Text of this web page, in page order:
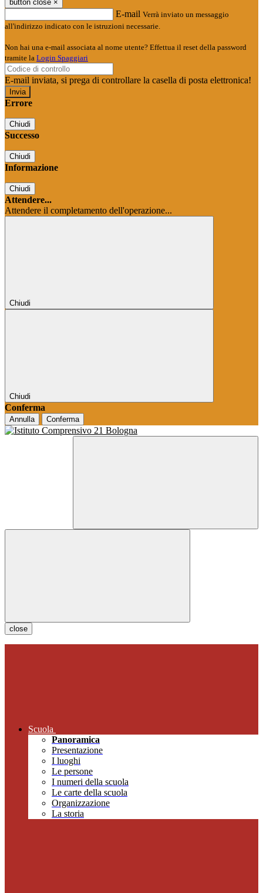
button close ×
E-mail Verrà inviato un messaggio
all'indirizzo indicato con le istruzioni necessarie.
Non hai una e-mail associata al nome utente? Effettua il reset della password
tramite la Login Spaggiari
E-mail inviata, si prega di controllare la casella di posta elettronica!
Errore
Chiudi
Successo
Chiudi
Informazione
Chiudi
Attendere...
Attendere il completamento dell'operazione...
Chiudi
Chiudi
Conferma
Annulla Conferma
close
Scuola
Panoramica
Presentazione
I luoghi
Le persone
I numeri della scuola
Le carte della scuola
Organizzazione
La storia